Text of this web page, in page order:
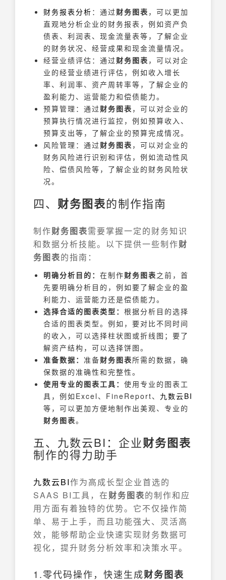
财务报表分析 ：通过 财务图表 ，可以更加
直观地分析企业的财务报表，例如资产负
债表、利润表、现金流量表等，了解企业
的财务状况、经营成果和现金流量情况。
经营业绩评估：通过 财务图表 ，可以对企
业的经营业绩进行评估，例如收入增长
率、利润率、资产周转率等，了解企业的
盈利能力、运营能力和偿债能力。
预算管理：通过 财务图表 ，可以对企业的
预算执行情况进行监控，例如预算收入、
预算支出等，了解企业的预算完成情况。
风险管理：通过 财务图表 ，可以对企业的
财务风险进行识别和评估，例如流动性风
险、偿债风险等，了解企业的财务风险状
况。
四、 财务图表的制作指南
制作财务图表需要掌握一定的财务知识
和数据分析技能。以下提供一些制作财
务图表的指南：
明确分析目的： 在制作财务图表之前，首
先要明确分析目的，例如要了解企业的盈
利能力、运营能力还是偿债能力。
选择合适的图表类型： 根据分析目的选择
合适的图表类型。例如，要对比不同时间
的收入，可以选择柱状图或折线图；要了
解资产结构，可以选择饼图。
准备数据： 准备财务图表所需的数据，确
保数据的准确性和完整性。
使用专业的图表工具： 使用专业的图表工
具，例如Excel、FineReport、 九数云BI
等，可以更加方便地制作出美观、专业的
财务图表。
五、九数云BI：企业财务图表
制作的得力助手
九数云BI作为高成长型企业首选的
SAAS BI工具，在财务图表的制作和应
用方面有着独特的优势。它不仅操作简
单、易于上手，而且功能强大、灵活高
效，能够帮助企业快速实现财务数据可
视化，提升财务分析效率和决策水平。
1.零代码操作，快速生成财务图表